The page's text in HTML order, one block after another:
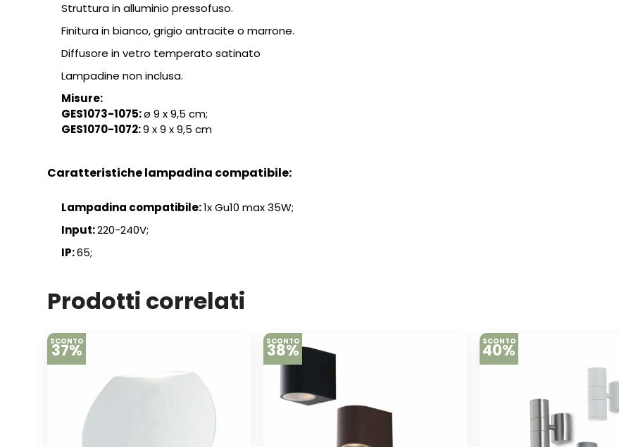
Struttura in alluminio pressofuso.
Finitura in bianco, grigio antracite o marrone.
Diffusore in vetro temperato satinato
Lampadine non inclusa.
Misure:
GES1073-1075:ø 9 x 9,5 cm;
GES1070-1072:9 x 9 x 9,5 cm
Caratteristiche lampadina compatibile:
Lampadina compatibile:1x Gu10 max 35W;
Input:220-240V;
IP:65;
Prodotti correlati
SCONTO
37% SCONTO
38% SCONTO
40%